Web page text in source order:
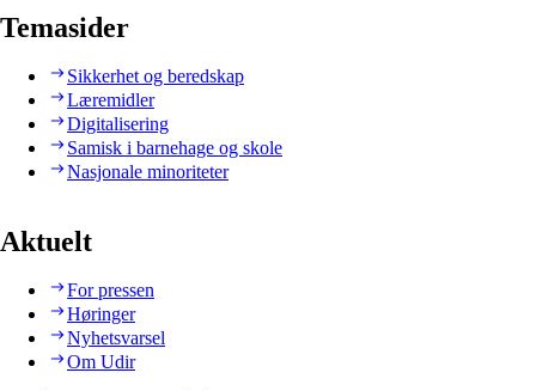
Temasider
Sikkerhet og beredskap
Læremidler
Digitalisering
Samisk i barnehage og skole
Nasjonale minoriteter
Aktuelt
For pressen
Høringer
Nyhetsvarsel
Om Udir